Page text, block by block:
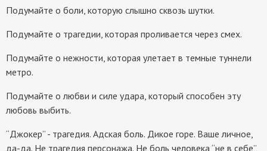
Подумайте о боли, которую слышно сквозь шутки.
Подумайте о трагедии, которая проливается через смех.
Подумайте о нежности, которая улетает в темные туннели
метро.
Подумайте о любви и силе удара, который способен эту
любовь выбить.
“Джокер” - трагедия. Адская боль. Дикое горе. Ваше личное,
да-да. Не трагедия персонажа. Не боль человека “не в себе”,